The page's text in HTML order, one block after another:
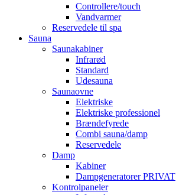
Controllere/touch
Vandvarmer
Reservedele til spa
Sauna
Saunakabiner
Infrarød
Standard
Udesauna
Saunaovne
Elektriske
Elektriske professionel
Brændefyrede
Combi sauna/damp
Reservedele
Damp
Kabiner
Dampgeneratorer PRIVAT
Kontrolpaneler